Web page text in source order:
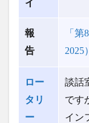
イ
報
告
「
2025
ロー
タリ
ー
談話
です
イン